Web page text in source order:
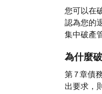
您可以在
認為您的
集中破產
為什麼
第 7 章債
出要求，